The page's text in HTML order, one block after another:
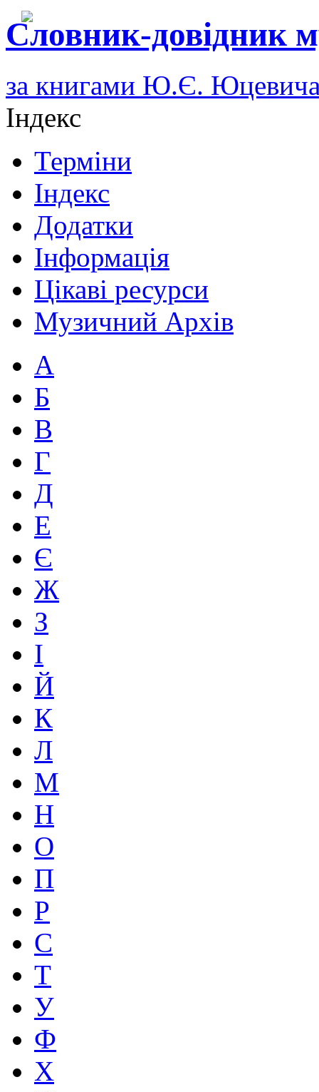
Словник-довідник
за книгами Ю.Є.
Індекс
Терміни
Індекс
Додатки
Інформація
Цікаві ресурси
Музичний Архів
А
Б
В
Г
Д
Е
Є
Ж
З
І
Й
К
Л
М
Н
О
П
Р
С
Т
У
Ф
Х